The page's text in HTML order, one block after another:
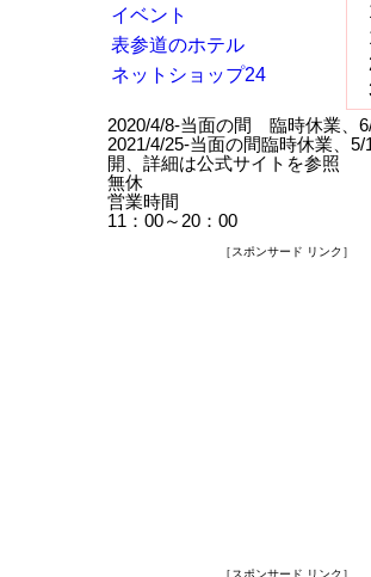
イベント
表参道のホテル
ネットショップ24
2020/4/8-当面の間 臨時休業、
2021/4/25-当面の間臨時休業、5/
開、詳細は公式サイトを参照
無休
営業時間
11：00～20：00
［スポンサード リンク］
［スポンサード リンク］